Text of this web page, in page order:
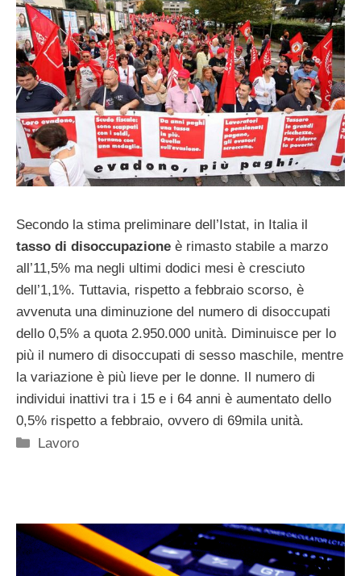
Secondo la stima preliminare dell’Istat, in Italia il
tasso di disoccupazione è rimasto stabile a marzo
all’11,5% ma negli ultimi dodici mesi è cresciuto
dell’1,1%. Tuttavia, rispetto a febbraio scorso, è
avvenuta una diminuzione del numero di disoccupati
dello 0,5% a quota 2.950.000 unità. Diminuisce per lo
più il numero di disoccupati di sesso maschile, mentre
la variazione è più lieve per le donne. Il numero di
individui inattivi tra i 15 e i 64 anni è aumentato dello
0,5% rispetto a febbraio, ovvero di 69mila unità.
Categorie
Lavoro